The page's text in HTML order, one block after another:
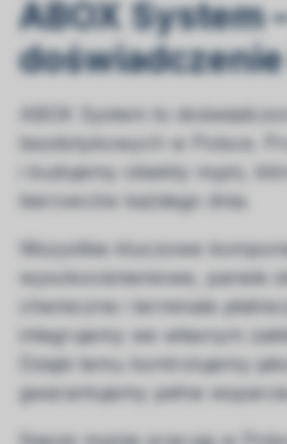
ABOX System
ABOX System to
bezdotykowych w Polsce.
i budujemy obiekty myjni,
kierowców każdego dnia.
Wszystkie kluczowe
wysokociśnieniowe, panele
chemiczne i terminale
integrujemy we własnym
Dzięki temu kontrolujemy
gwarantujemy pełne